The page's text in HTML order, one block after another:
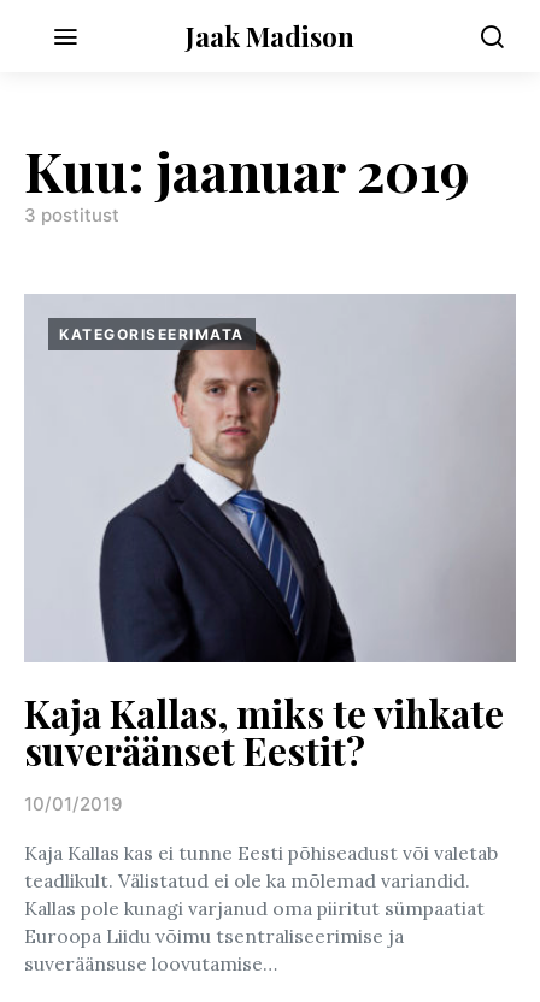
Jaak Madison
Kuu: jaanuar 2019
3 postitust
KATEGORISEERIMATA
Kaja Kallas, miks te vihkate
suveräänset Eestit?
Posted on
10/01/2019
Kaja Kallas kas ei tunne Eesti põhiseadust või valetab
teadlikult. Välistatud ei ole ka mõlemad variandid.
Kallas pole kunagi varjanud oma piiritut sümpaatiat
Euroopa Liidu võimu tsentraliseerimise ja
suveräänsuse loovutamise…